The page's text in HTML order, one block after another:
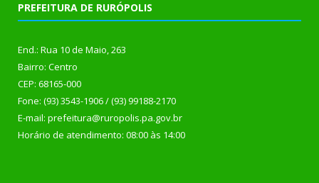
PREFEITURA DE RURÓPOLIS
End.: Rua 10 de Maio, 263
Bairro: Centro
CEP: 68165-000
Fone: (93) 3543-1906 / (93) 99188-2170
E-mail: prefeitura@ruropolis.pa.gov.br
Horário de atendimento: 08:00 às 14:00